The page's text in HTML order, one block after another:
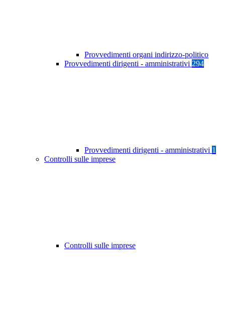
Provvedimenti organi indirizzo-politico
Provvedimenti dirigenti - amministrativi 294
Provvedimenti dirigenti - amministrativi 1
Controlli sulle imprese
Controlli sulle imprese